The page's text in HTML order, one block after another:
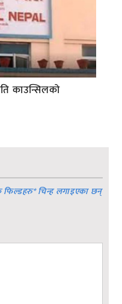
काउन्सिलको
फिल्डहरु*चिन्ह लगाइएका छन्